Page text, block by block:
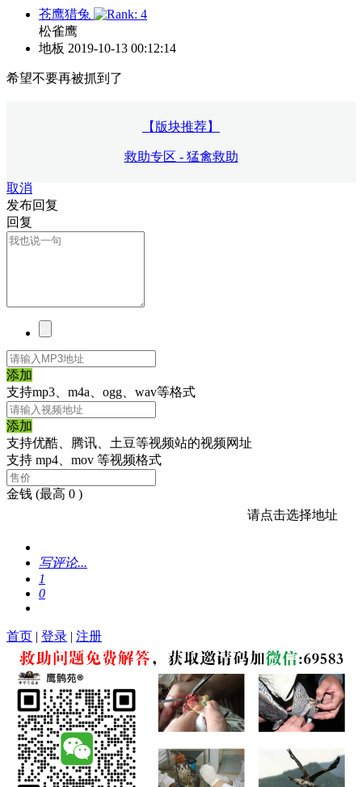
苍鹰猎兔
松雀鹰
地板 2019-10-13 00:12:14
希望不要再被抓到了
【版块推荐】
救助专区 - 猛禽救助
取消
发布回复
回复
添加
支持mp3、m4a、ogg、wav等格式
添加
支持优酷、腾讯、土豆等视频站的视频网址
支持 mp4、mov 等视频格式
金钱 (最高 0 )
请点击选择地址
写评论...
1
0
首页 | 登录 | 注册